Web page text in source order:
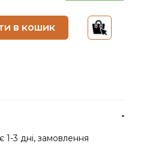
в кошик
1-3 дні, замовлення